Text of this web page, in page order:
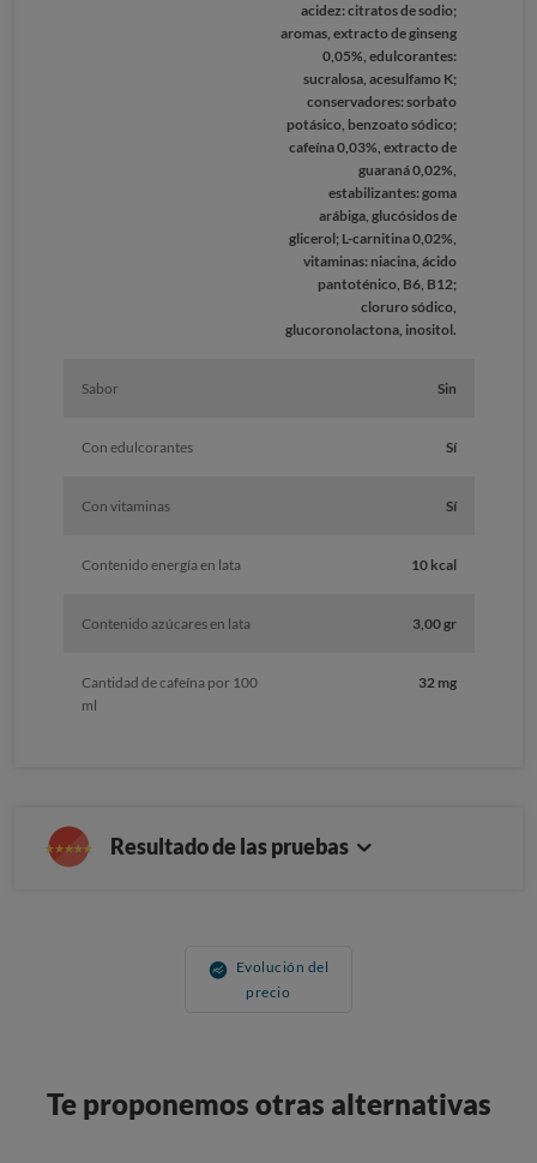
acidez: citratos de sodio;
aromas, extracto de ginseng
0,05%, edulcorantes:
sucralosa, acesulfamo K;
conservadores: sorbato
potásico, benzoato sódico;
cafeína 0,03%, extracto de
guaraná 0,02%,
estabilizantes: goma
arábiga, glucósidos de
glicerol; L-carnitina 0,02%,
vitaminas: niacina, ácido
pantoténico, B6, B12;
cloruro sódico,
glucoronolactona, inositol.
Sabor Sin
Con edulcorantes Sí
Con vitaminas Sí
Contenido energía en lata 10 kcal
Contenido azúcares en lata 3,00 gr
Cantidad de cafeína por 100
ml
32 mg
Resultado de las pruebas
Evolución del
precio
Te proponemos otras alternativas